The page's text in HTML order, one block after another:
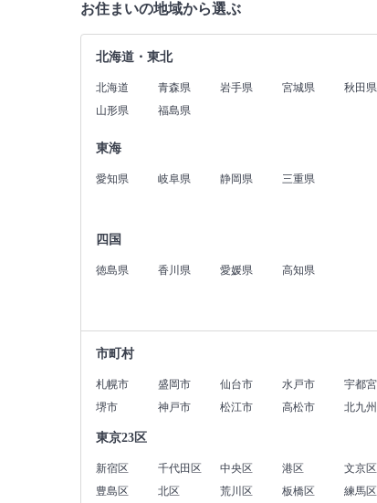
お住まいの地域から選ぶ
北海道・東北
北海道 青森県 岩手県 宮城県
秋田県
山形県
福島県
東海
愛知県 岐阜県 静岡県 三重県
四国
徳島県 香川県 愛媛県 高知県
市町村
札幌市 盛岡市 仙台市 水戸市 宇都
堺市
神戸市 松江市 高松市 北九
東京23区
新宿区 千代田区 中央区 港区 文京区
豊島区
北区 荒川区 板橋区 練馬区